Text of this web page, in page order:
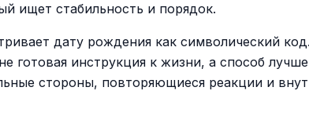
ищет стабильность и порядок.
дату рождения как символический
готовая инструкция к жизни, а способ
стороны, повторяющиеся реакции и